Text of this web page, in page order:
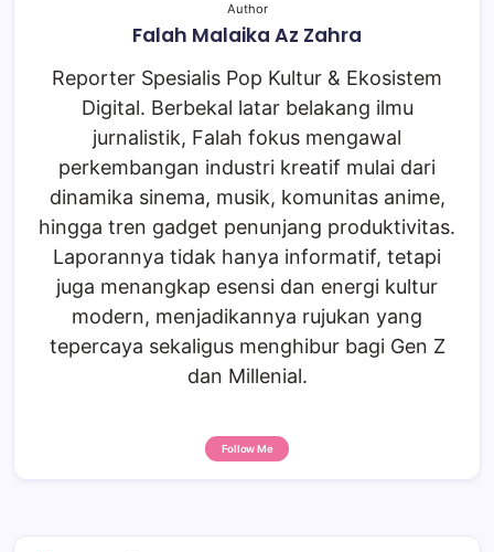
Author
Falah Malaika Az Zahra
Reporter Spesialis Pop Kultur & Ekosistem
Digital. Berbekal latar belakang ilmu
jurnalistik, Falah fokus mengawal
perkembangan industri kreatif mulai dari
dinamika sinema, musik, komunitas anime,
hingga tren gadget penunjang produktivitas.
Laporannya tidak hanya informatif, tetapi
juga menangkap esensi dan energi kultur
modern, menjadikannya rujukan yang
tepercaya sekaligus menghibur bagi Gen Z
dan Millenial.
Follow Me